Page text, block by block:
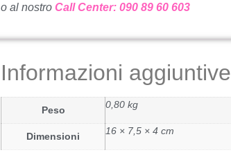
o al nostro Call Center: 090 89 60 603
Informazioni aggiuntive
Peso 0,80 kg
Dimensioni 16 × 7,5 × 4 cm